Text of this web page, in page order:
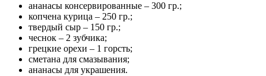
ананасы консервированные – 300 гр.;
копчена курица – 250 гр.;
твердый сыр – 150 гр.;
чеснок – 2 зубчика;
грецкие орехи – 1 горсть;
сметана для смазывания;
ананасы для украшения.